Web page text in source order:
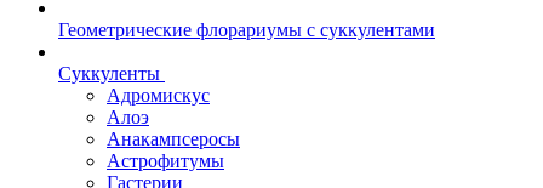
Геометрические флорариумы с суккулентами
Суккуленты
Адромискус
Алоэ
Анакампсеросы
Астрофитумы
Гастерии